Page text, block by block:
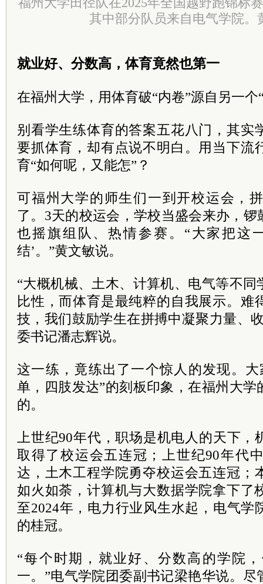
其中部分队员来自电气学院。
就业好、分数高，体育竟然也第一
在福州大学，用体育破“内卷”源自另一个
别看学生练体育的答案五花八门，其实
要抓体育，却有点说不明白。用当下流
育“如何呢，又能怎”？
可福州大学的师生们一到开校运会，
了。3天的校运会，学校当盛会来办，
也摇旗组队、热情参赛。“大家把这
结’。”黄文敏说。
“大概机械、土木、计算机、电气等不
比性，而体育是最纯粹的自我展示。难
技，我们鼓励学生在拼搏中凝聚力量、
委书记潘志辉说。
这一练，竟练出了一个惊人的发现。
单，四肢发达”的刻板印象，在福州大
的。
上世纪90年代，职场是机电人的天下
取得了校运会五连冠；上世纪90年代
达，土木工程学院勇夺校运会五连冠；
如火如荼，计算机与大数据学院拿下了
至2024年，电力行业风生水起，电气学
的桂冠。
“每个时期，就业好、分数高的学院
一。”电气学院团委副书记梁艳华说。